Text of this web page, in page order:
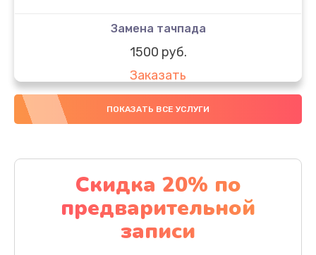
Замена тачпада
1500 руб.
Заказать
Замена южного моста
Заказать
Чистка от пыли
1060 руб.
Заказать
ПОКАЗАТЬ ВСЕ УСЛУГИ
Скидка 20% по
предварительной
записи